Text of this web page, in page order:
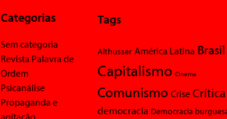
Categorias
Sem categoria
Revista Palavra de
Ordem
Psicanálise
Propaganda e
Tags
Althusser América Latina Brasil
Capitalismo Cinema
Comunismo Crise Crítica
democracia Democracia